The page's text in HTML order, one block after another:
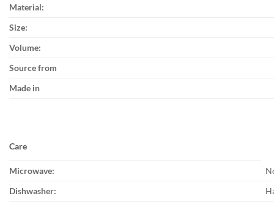
Material:
Size:
Volume:
Source from
Made in
Care
Microwave:
Dishwasher: